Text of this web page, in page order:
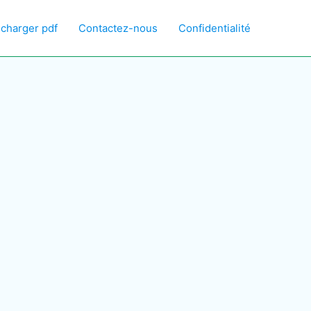
pdf Contactez-nous Confidentialité